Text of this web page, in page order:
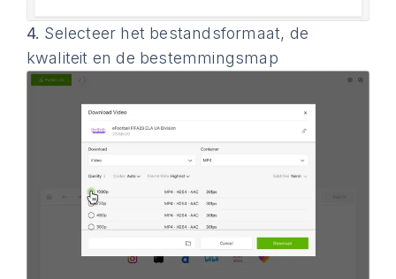
4. Selecteer het bestandsformaat, de
kwaliteit en de bestemmingsmap